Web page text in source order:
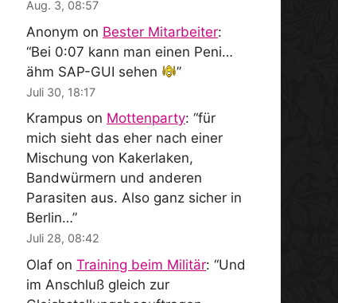
Aug. 3, 08:57
Anonym on Bester Mitarbeiter:
“Bei 0:07 kann man einen Peni…
ähm SAP-GUI sehen
”
Juli 30, 18:17
Krampus on Mottenparty: “für
mich sieht das eher nach einer
Mischung von Kakerlaken,
Bandwürmern und anderen
Parasiten aus. Also ganz sicher in
Berlin…”
Juli 28, 08:42
Olaf on Training beim Militär: “Und
im Anschluß gleich zur